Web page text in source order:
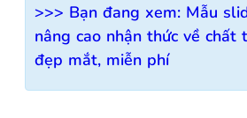
>>> Bạn đang xem: Mẫu
nâng cao nhận thức về chất
đẹp mắt, miễn phí